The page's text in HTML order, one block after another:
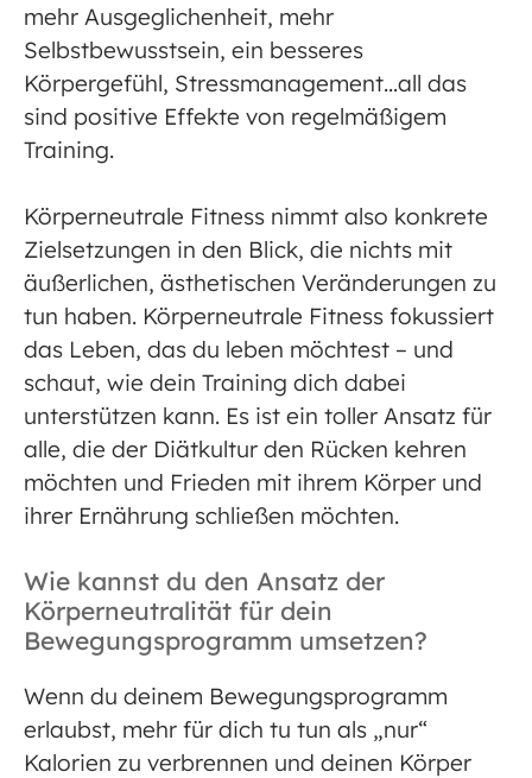
mehr Ausgeglichenheit, mehr
Selbstbewusstsein, ein besseres
Körpergefühl, Stressmanagement…all das
sind positive Effekte von regelmäßigem
Training.
Körperneutrale Fitness nimmt also konkrete
Zielsetzungen in den Blick, die nichts mit
äußerlichen, ästhetischen Veränderungen zu
tun haben. Körperneutrale Fitness fokussiert
das Leben, das du leben möchtest – und
schaut, wie dein Training dich dabei
unterstützen kann. Es ist ein toller Ansatz für
alle, die der Diätkultur den Rücken kehren
möchten und Frieden mit ihrem Körper und
ihrer Ernährung schließen möchten.
Wie kannst du den Ansatz der
Körperneutralität für dein
Bewegungsprogramm umsetzen?
Wenn du deinem Bewegungsprogramm
erlaubst, mehr für dich tu tun als „nur“
Kalorien zu verbrennen und deinen Körper